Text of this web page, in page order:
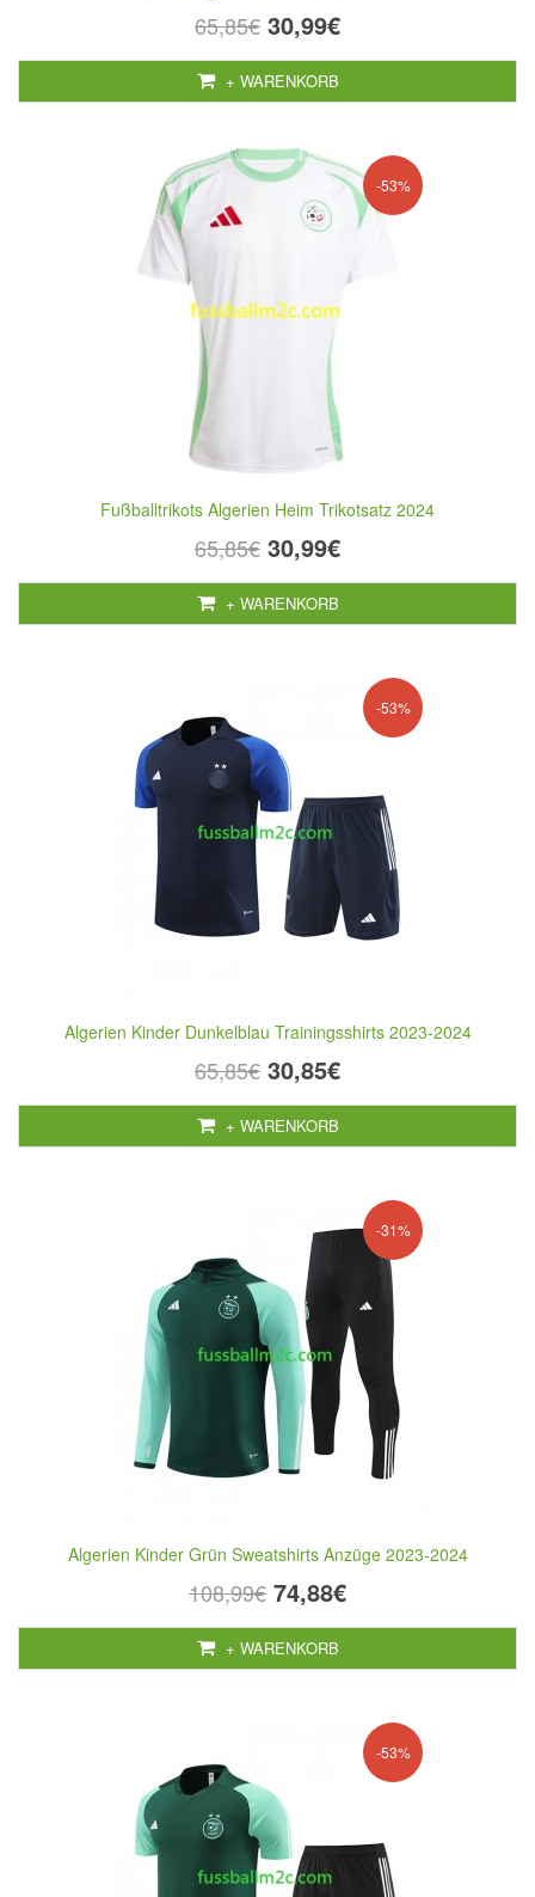
65,85€ 30,99€
+ WARENKORB
-53%
Fußballtrikots Algerien Heim Trikotsatz 2024
65,85€ 30,99€
+ WARENKORB
-53%
Algerien Kinder Dunkelblau Trainingsshirts 2023-2024
65,85€ 30,85€
+ WARENKORB
-31%
Algerien Kinder Grün Sweatshirts Anzüge 2023-2024
108,99€ 74,88€
+ WARENKORB
-53%